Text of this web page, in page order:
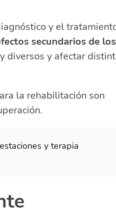
y el
secundarios de los
diversos y afectar
la rehabilitación son
y terapia